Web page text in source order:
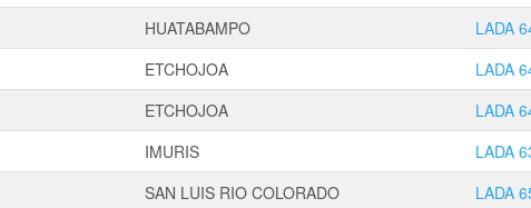
HUATABAMPO
LADA
ETCHOJOA
LADA
ETCHOJOA
LADA
IMURIS
LADA
SAN LUIS RIO COLORADO
LADA